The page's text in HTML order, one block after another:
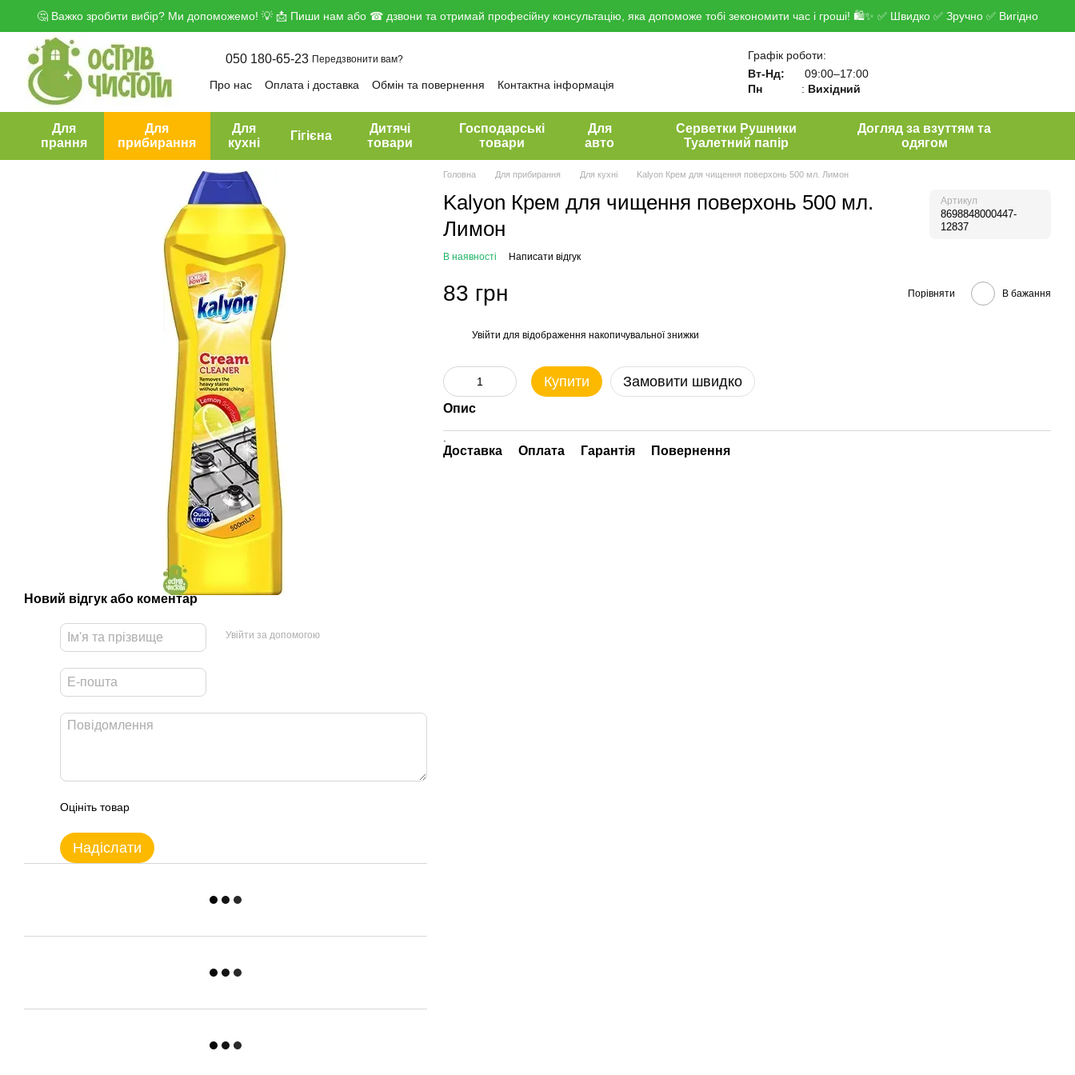
Перейти до основного контенту
🤔 Важко зробити вибір? Ми допоможемо! 💡 📩 Пиши нам або ☎ дзвони та отримай професійну консультацію, яка допоможе тобі зекономити час і гроші! 🛍✨ ✅ Швидко ✅ Зручно ✅ Вигідно
050 180-65-23 Передзвонити вам?
Про нас Оплата і доставка Обмін та повернення
Контактна інформація
Графік роботи:
Вт-Нд:
09:00–17:00
Пн
: Вихідний
Для
прання
Для
прибирання
Для
кухні
Гігієна
Дитячі
товари
Господарські
товари
Для
авто
Серветки Рушники
Туалетний папір
Догляд за взуттям та
одягом
Новий відгук або коментар
Увійти за допомогою
Оцініть товар
Надіслати
Головна Для прибирання Для кухні Kalyon Крем для чищення поверхонь 500 мл. Лимон
Kalyon Крем для чищення поверхонь 500 мл.
Лимон
Артикул
8698848000447-
12837
В наявності Написати відгук
83 грн Порівняти В бажання
Увійти для відображення накопичувальної знижки
Купити Замовити швидко
Опис
Доставка Оплата Гарантія Повернення